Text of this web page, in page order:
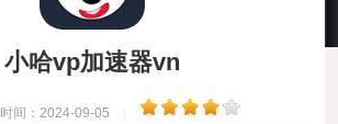
小哈vp加速器vn
时间：2024-09-05